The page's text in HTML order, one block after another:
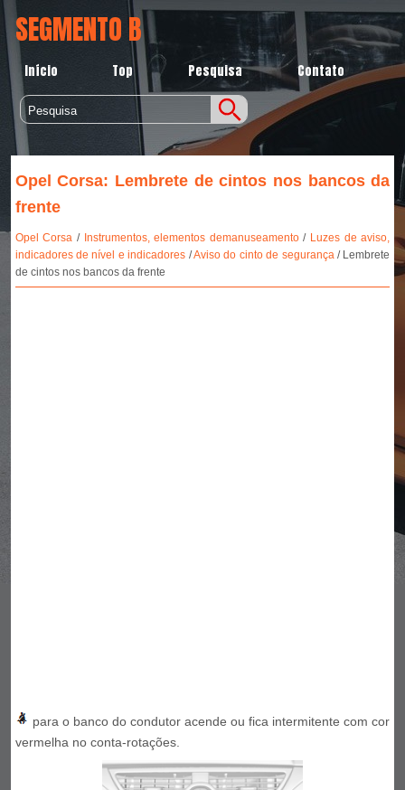
SEGMENTO B
Início Top Pesquisa Contato
Opel Corsa: Lembrete de cintos nos bancos da
frente
Opel Corsa / Instrumentos, elementos demanuseamento/ Luzes de aviso,
indicadores de nível e indicadores /Aviso do cinto de segurança/ Lembrete
de cintos nos bancos da frente
para o banco do condutor acende ou fica intermitente com cor
vermelha no conta-rotações.